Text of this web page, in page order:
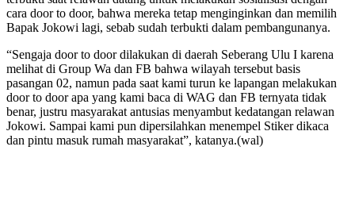
cara door to door, bahwa mereka tetap menginginkan dan memilih
Bapak Jokowi lagi, sebab sudah terbukti dalam pembangunanya.
“Sengaja door to door dilakukan di daerah Seberang Ulu I karena
melihat di Group Wa dan FB bahwa wilayah tersebut basis
pasangan 02, namun pada saat kami turun ke lapangan melakukan
door to door apa yang kami baca di WAG dan FB ternyata tidak
benar, justru masyarakat antusias menyambut kedatangan relawan
Jokowi. Sampai kami pun dipersilahkan menempel Stiker dikaca
dan pintu masuk rumah masyarakat”, katanya.(wal)